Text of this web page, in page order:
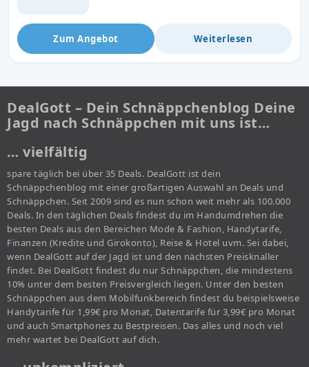
Zum Angebot Weiterlesen
DealGott – Dein Schnäppchenblog Deine
Jagd nach Schnäppchen mit uns ist…
… vielfältig
spare täglich bei über 35 Deals. DealGott ist dein
Schnäppchenblog mit einer großartigen Auswahl an Deals und
Schnäppchen. Seit 2009 sind es nun schon weit mehr als 100.000
Deals. In den täglichen Deals findest du im Handumdrehen die
besten Deals aus den Bereichen Mode & Fashion, Handytarife,
Finanzen (Kredite und Girokonto), Reise & Hotel uvm. Sei dabei,
wenn DealGott auf der Jagd ist und den nächsten Preisknaller
findet. Bei DealGott findest du nur Schnäppchen, die mindestens
10% unter dem besten Preisvergleich liegen. Unter den besten
Schnäppchen aus dem Mobilfunkbereich findest du beispielsweise
Handytarife für 1,99€ pro Monat, Datentarife für 3,99€ pro Monat
und auch Smartphones zu Bestpreisen. Das alles und noch viel
mehr wartet bei DealGott auf dich.